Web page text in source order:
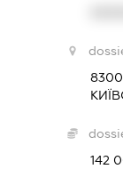
142